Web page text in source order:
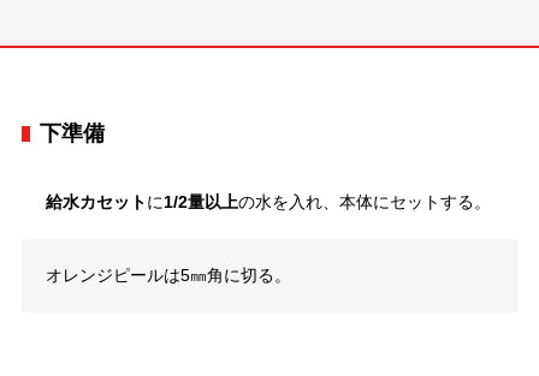
下準備
給水カセットに1/2量以上の水を入れ、本体にセットする。
オレンジピールは5㎜角に切る。